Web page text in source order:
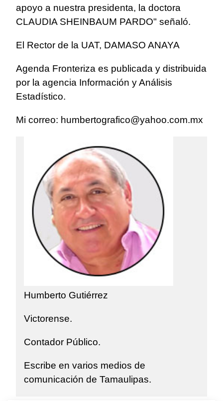
apoyo a nuestra presidenta, la doctora
CLAUDIA SHEINBAUM PARDO" señaló.
El Rector de la UAT, DAMASO ANAYA
Agenda Fronteriza es publicada y distribuida
por la agencia Información y Análisis
Estadístico.
Mi correo: humbertografico@yahoo.com.mx
Humberto Gutiérrez
Victorense.
Contador Público.
Escribe en varios medios de
comunicación de Tamaulipas.